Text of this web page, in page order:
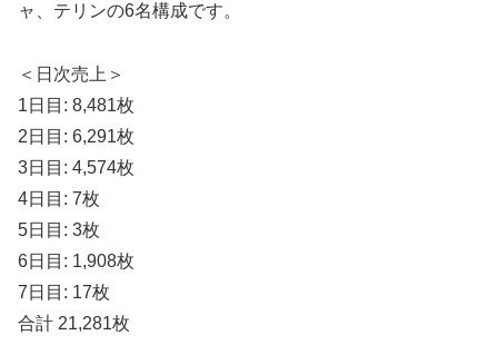
ャ、テリンの6名構成です。
＜日次売上＞
1日目: 8,481枚
2日目: 6,291枚
3日目: 4,574枚
4日目: 7枚
5日目: 3枚
6日目: 1,908枚
7日目: 17枚
合計 21,281枚